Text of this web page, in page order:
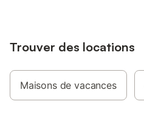
Trouver des locations
Maisons de vacances